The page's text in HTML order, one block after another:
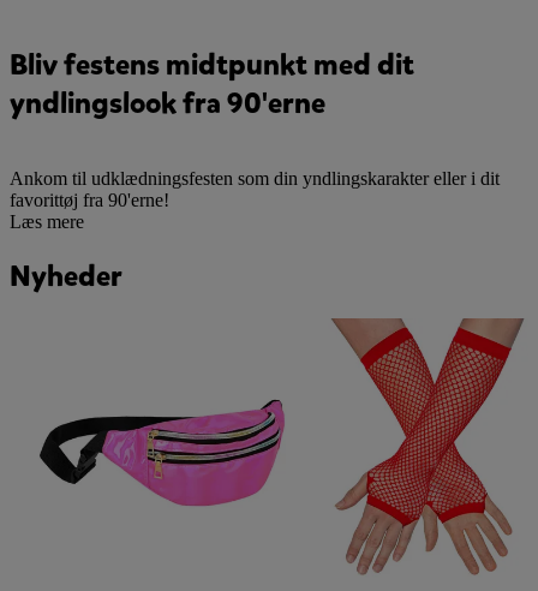
Bliv festens midtpunkt med dit
yndlingslook fra 90'erne
Ankom til udklædningsfesten som din yndlingskarakter eller i dit
favorittøj fra 90'erne!
Læs mere
Nyheder